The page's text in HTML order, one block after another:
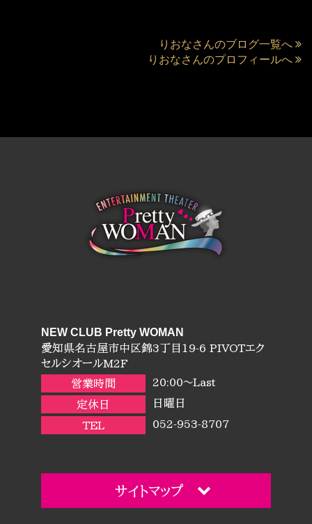
りおなさんのブログ一覧へ
りおなさんのプロフィールへ
NEW CLUB Pretty WOMAN
愛知県名古屋市中区錦3丁目19-6 PIVOTエク
セルシオールM2F
営業時間
20:00～Last
定休日
日曜日
TEL
052-953-8707
サイトマップ